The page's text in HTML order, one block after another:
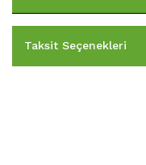
Taksit Seçenekleri